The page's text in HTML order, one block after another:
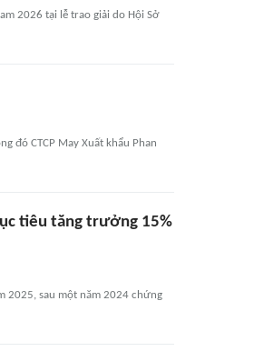
2026 tại lễ trao giải do Hội Sở
đó CTCP May Xuất khẩu Phan
tiêu tăng trưởng 15%
2025, sau một năm 2024 chứng